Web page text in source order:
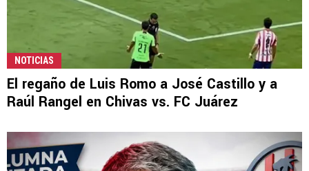
NOTICIAS
El regaño de Luis Romo a José Castillo y a
Raúl Rangel en Chivas vs. FC Juárez